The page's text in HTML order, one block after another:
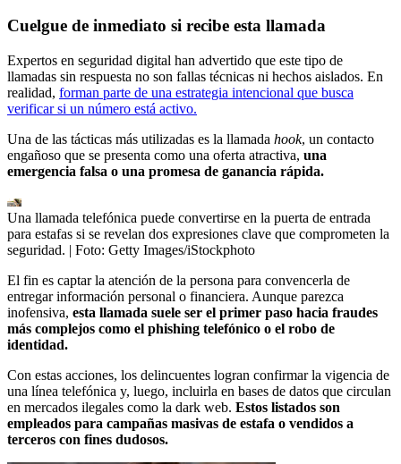
Cuelgue de inmediato si recibe esta llamada
Expertos en seguridad digital han advertido que este tipo de
llamadas sin respuesta no son fallas técnicas ni hechos aislados. En
realidad, forman parte de una estrategia intencional que busca
verificar si un número está activo.
Una de las tácticas más utilizadas es la llamada hook, un contacto
engañoso que se presenta como una oferta atractiva, una
emergencia falsa o una promesa de ganancia rápida.
Una llamada telefónica puede convertirse en la puerta de entrada
para estafas si se revelan dos expresiones clave que comprometen la
seguridad. | Foto: Getty Images/iStockphoto
El fin es captar la atención de la persona para convencerla de
entregar información personal o financiera. Aunque parezca
inofensiva, esta llamada suele ser el primer paso hacia fraudes
más complejos como el phishing telefónico o el robo de
identidad.
Con estas acciones, los delincuentes logran confirmar la vigencia de
una línea telefónica y, luego, incluirla en bases de datos que circulan
en mercados ilegales como la dark web. Estos listados son
empleados para campañas masivas de estafa o vendidos a
terceros con fines dudosos.